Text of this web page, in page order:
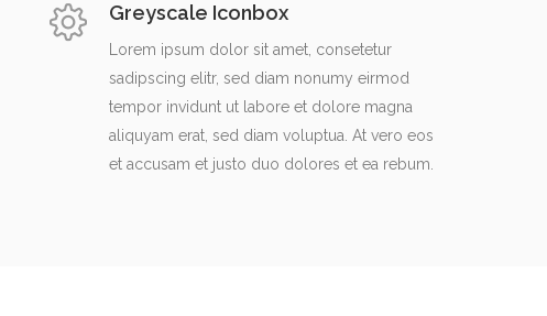
Greyscale Iconbox
Lorem ipsum dolor sit amet, consetetur
sadipscing elitr, sed diam nonumy eirmod
tempor invidunt ut labore et dolore magna
aliquyam erat, sed diam voluptua. At vero eos
et accusam et justo duo dolores et ea rebum.